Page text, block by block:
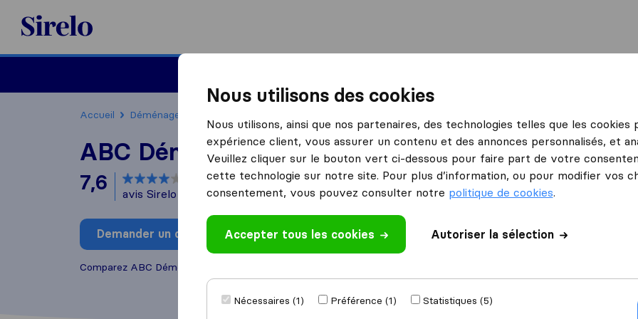
Sirelo.fr
Accueil Déménageurs France
ABC Déméfrance
7,6 basé sur 138
avis Sirelo et Google
i
Demander un devis Rédiger un avis
Comparez ABC Déméfrance avec d'autres
Ce que disent les clients
Prix (2)
Communication (1)
contrat (1)
Nous utilisons des cookies
Nous utilisons, ainsi que nos partenaires, des technologies telles que les
expérience client, vous assurer un contenu et des annonces personnalisés, et
Veuillez cliquer sur le bouton vert ci-dessous pour faire part de votre
cette technologie sur notre site. Pour plus d’information, ou pour modifier vos
consentement, vous pouvez consulter notre politique de cookies.
Accepter tous les cookies Autoriser la sélection
Nécessaires (1) Préférence (1) Statistiques (5)